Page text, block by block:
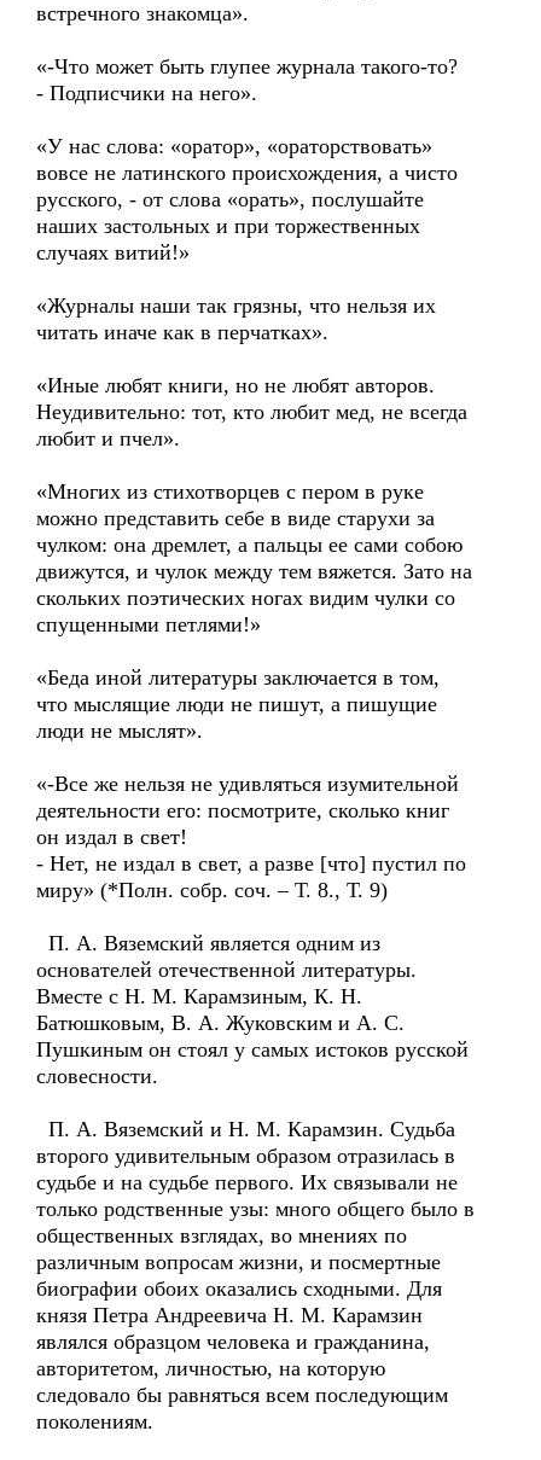
встречного знакомца».
«-Что может быть глупее журнала такого-то?
- Подписчики на него».
«У нас слова: «оратор», «ораторствовать»
вовсе не латинского происхождения, а чисто
русского, - от слова «орать», послушайте
наших застольных и при торжественных
случаях витий!»
«Журналы наши так грязны, что нельзя их
читать иначе как в перчатках».
«Иные любят книги, но не любят авторов.
Неудивительно: тот, кто любит мед, не всегда
любит и пчел».
«Многих из стихотворцев с пером в руке
можно представить себе в виде старухи за
чулком: она дремлет, а пальцы ее сами собою
движутся, и чулок между тем вяжется. Зато на
скольких поэтических ногах видим чулки со
спущенными петлями!»
«Беда иной литературы заключается в том,
что мыслящие люди не пишут, а пишущие
люди не мыслят».
«-Все же нельзя не удивляться изумительной
деятельности его: посмотрите, сколько книг
он издал в свет!
- Нет, не издал в свет, а разве [что] пустил по
миру» (*Полн. собр. соч. – Т. 8., Т. 9)
П. А. Вяземский является одним из
основателей отечественной литературы.
Вместе с Н. М. Карамзиным, К. Н.
Батюшковым, В. А. Жуковским и А. С.
Пушкиным он стоял у самых истоков русской
словесности.
П. А. Вяземский и Н. М. Карамзин. Судьба
второго удивительным образом отразилась в
судьбе и на судьбе первого. Их связывали не
только родственные узы: много общего было в
общественных взглядах, во мнениях по
различным вопросам жизни, и посмертные
биографии обоих оказались сходными. Для
князя Петра Андреевича Н. М. Карамзин
являлся образцом человека и гражданина,
авторитетом, личностью, на которую
следовало бы равняться всем последующим
поколениям.